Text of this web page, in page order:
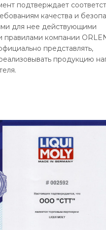
подтверждает
качества и
для нее действующими
правилами компании
представлять,
продукцию